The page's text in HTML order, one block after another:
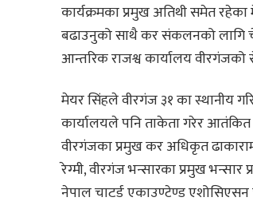
कार्यक्रमका प्रमुख अतिथी समेत
बढाउनुको साथै कर संकलनको लागि
आन्तरिक राजश्व कार्यालय वीरगंजको
मेयर सिंहले वीरगंज ३१ का स्थानीय
कार्यालयले पनि ताकेता गरेर
वीरगंजका प्रमुख कर अधिकृत ढाकाराम
रेग्मी, वीरगंज भन्सारका प्रमुख
नेपाल चाटर्ड एकाउण्टेण्ड